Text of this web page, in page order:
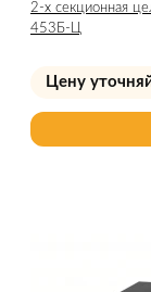
2-х секционная
453Б-Ц
Цену